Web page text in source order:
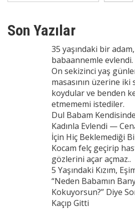
Son Yazılar
35 yaşındaki bir
babaannemle evlendi.
On sekizinci yaş
masasının üzerine
koydular ve benden
etmememi istediler.
Dul Babam
Kadınla Evlendi —
İçin Hiç Beklemediği
Kocam felç geçirip
gözlerini açar açmaz..
5 Yaşındaki Kızım,
“Neden Babamın
Kokuyorsun?” Diye
Kaçıp Gitti